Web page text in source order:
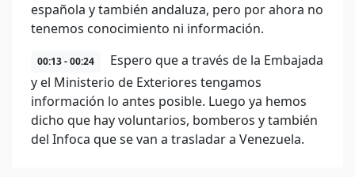
española y también andaluza, pero por ahora no
tenemos conocimiento ni información.
00:13 - 00:24
Espero que a través de la Embajada
y el Ministerio de Exteriores tengamos
información lo antes posible. Luego ya hemos
dicho que hay voluntarios, bomberos y también
del Infoca que se van a trasladar a Venezuela.